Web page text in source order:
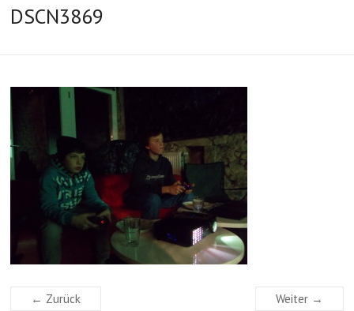
DSCN3869
← Zurück Weiter →